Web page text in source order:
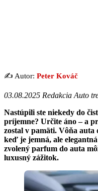
✍️ Autor: Peter Kováč
03.08.2025 Redakcia Auto
Nastúpili ste niekedy do
príjemne? Určite áno – a
zostal v pamäti. Vôňa
keď je jemná, ale
zvolený parfum do auta
luxusný zážitok.